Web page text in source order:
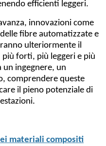
efficienti leggeri.
innovazioni come
fibre automatizzate e
ulteriormente il
forti, più leggeri e più
un ingegnere, un
comprendere queste
il pieno potenziale di
materiali compositi